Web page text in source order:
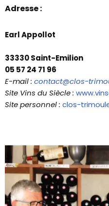
Adresse :
Earl Appollot
33330 Saint-Emilion
05 57 24 71 96
E-mail : contact@clos-
Site Vins du Siècle :
Site personnel : clos-